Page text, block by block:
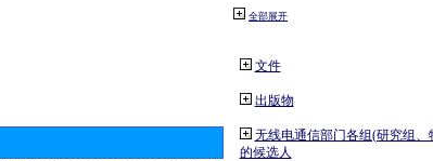
全部展开
文件
出版物
无线电通信部门各组(研究组
的候选人